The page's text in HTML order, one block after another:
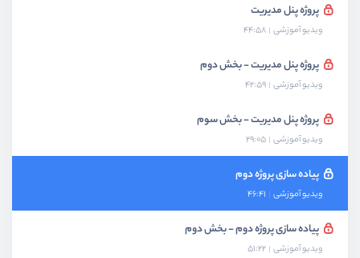
پروژه پنل مدیریت
ویدیو آموزشی 44:58
پروژه پنل مدیریت - بخش دوم
ویدیو آموزشی 42:59
پروژه پنل مدیریت - بخش سوم
ویدیو آموزشی 29:05
پیاده سازی پروژه دوم
ویدیو آموزشی 46:41
پیاده سازی پروژه دوم - بخش دوم
ویدیو آموزشی 51:22